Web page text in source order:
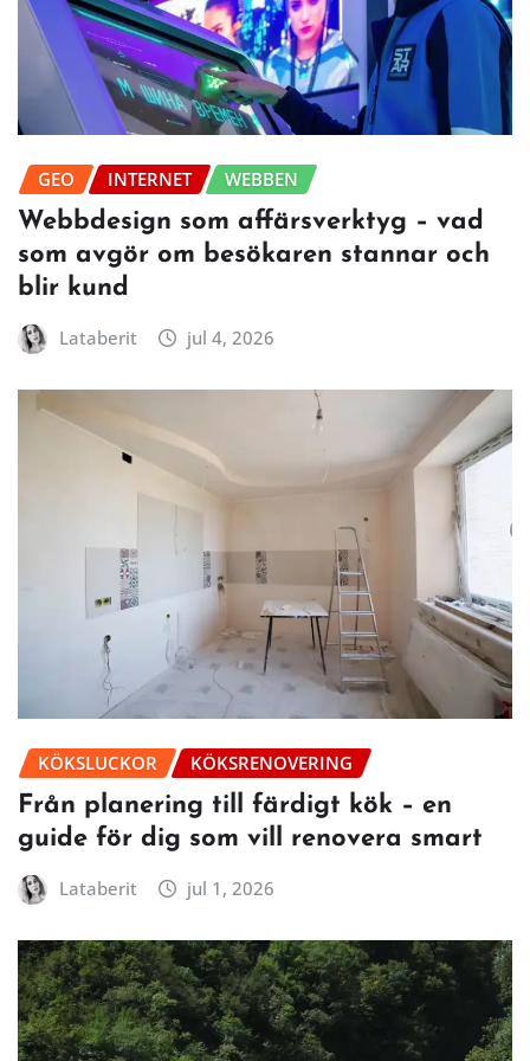
GEO INTERNET WEBBEN
Webbdesign som affärsverktyg – vad
som avgör om besökaren stannar och
blir kund
Lataberit jul 4, 2026
KÖKSLUCKOR KÖKSRENOVERING
Från planering till färdigt kök – en
guide för dig som vill renovera smart
Lataberit jul 1, 2026